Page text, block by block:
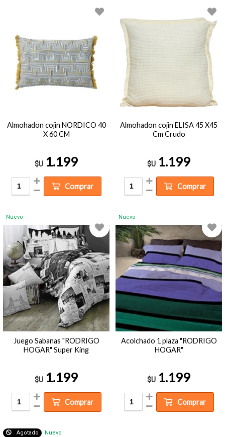
Almohadon cojin NORDICO 40
X 60 CM
$U 1.199
Comprar
Almohadon cojin ELISA 45 X45
Cm Crudo
$U 1.199
Comprar
Nuevo
Juego Sabanas "RODRIGO
HOGAR" Super King
$U 1.199
Comprar
Nuevo
Acolchado 1 plaza "RODRIGO
HOGAR"
$U 1.199
Comprar
Agotado Nuevo